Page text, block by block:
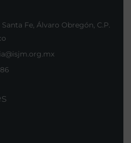
Fe, Álvaro Obregón, C.P.